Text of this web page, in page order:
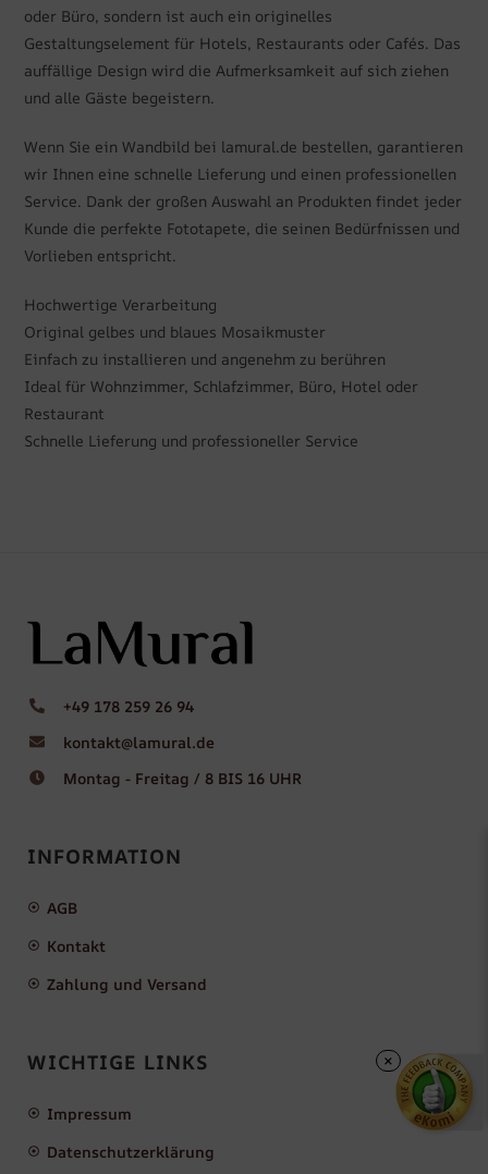
oder Büro, sondern ist auch ein originelles
Gestaltungselement für Hotels, Restaurants oder Cafés. Das
auffällige Design wird die Aufmerksamkeit auf sich ziehen
und alle Gäste begeistern.
Wenn Sie ein Wandbild bei lamural.de bestellen, garantieren
wir Ihnen eine schnelle Lieferung und einen professionellen
Service. Dank der großen Auswahl an Produkten findet jeder
Kunde die perfekte Fototapete, die seinen Bedürfnissen und
Vorlieben entspricht.
Hochwertige Verarbeitung
Original gelbes und blaues Mosaikmuster
Einfach zu installieren und angenehm zu berühren
Ideal für Wohnzimmer, Schlafzimmer, Büro, Hotel oder
Restaurant
Schnelle Lieferung und professioneller Service
+49 178 259 26 94
kontakt@lamural.de
Montag - Freitag / 8 BIS 16 UHR
INFORMATION
AGB
Kontakt
Zahlung und Versand
WICHTIGE LINKS
Impressum
Datenschutzerklärung
×